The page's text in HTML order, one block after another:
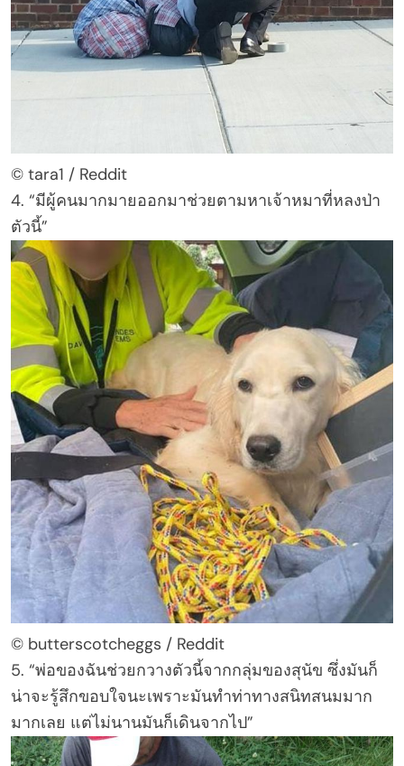
© tara1 / Reddit
4. “มีผู้คนมากมายออกมาช่วยตามหาเจ้าหมาที่หลงป่า
ตัวนี้”
© butterscotcheggs / Reddit
5. “พ่อของฉันช่วยกวางตัวนี้จากกลุ่มของสุนัข ซึ่งมันก็
น่าจะรู้สึกขอบใจนะเพราะมันทำท่าทางสนิทสนมมาก
มากเลย แต่ไม่นานมันก็เดินจากไป”